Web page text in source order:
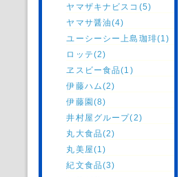
ヤマザキナビスコ(5)
ヤマサ醤油(4)
ユーシーシー上島珈琲(1)
ロッテ(2)
ヱスビー食品(1)
伊藤ハム(2)
伊藤園(8)
井村屋グループ(2)
丸大食品(2)
丸美屋(1)
紀文食品(3)